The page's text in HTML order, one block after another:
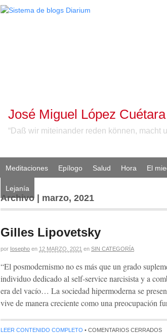
José Miguel López Cuétara
“Daß wir miteinander reden können, macht
Meditaciones Epílogo Salud Hora El
Lejanía
Archivo | marzo, 2021
Gilles Lipovetsky
por Iosepho en 12 MARZO, 2021 en SIN CATEGORÍA
“El posmodernismo no es más que un grado
individuo dedicado al self-service narcisista y a
era del vacío… La sociedad hipermoderna se
vive de manera creciente como una preocupación
LEER CONTENIDO COMPLETO • COMENTARIOS CERRADOS